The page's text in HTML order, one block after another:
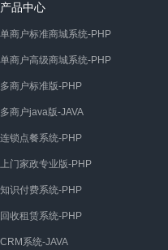
产品中心
单商户标准商城系统-PHP
单商户高级商城系统-PHP
多商户标准版-PHP
多商户java版-JAVA
连锁点餐系统-PHP
上门家政专业版-PHP
知识付费系统-PHP
回收租赁系统-PHP
CRM系统-JAVA